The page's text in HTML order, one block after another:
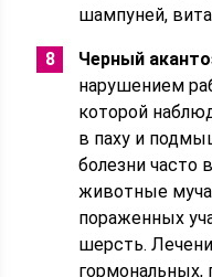
шампуней,
Черный
нарушением
которой
в паху и
болезни часто
животные
пораженных
шерсть.
гормональных,